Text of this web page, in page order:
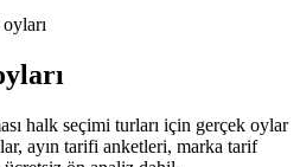
halk seçimi turları için gerçek oylar
ayın tarifi anketleri, marka tarif